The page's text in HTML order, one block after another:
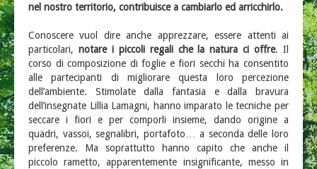
nel nostro territorio, contribuisce a cambiarlo ed arricchirlo.
Conoscere vuol dire anche apprezzare, essere attenti ai
particolari, notare i piccoli regali che la natura ci offre. Il
corso di composizione di foglie e fiori secchi ha consentito
alle partecipanti di migliorare questa loro percezione
dell’ambiente. Stimolate dalla fantasia e dalla bravura
dell’insegnate Lillia Lamagni, hanno imparato le tecniche per
seccare i fiori e per comporli insieme, dando origine a
quadri, vassoi, segnalibri, portafoto… a seconda delle loro
preferenze. Ma soprattutto hanno capito che anche il
piccolo rametto, apparentemente insignificante, messo in